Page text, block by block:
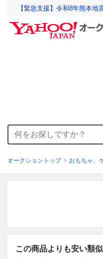
【緊急支援】令和8年熊本
オークショントップ おもちゃ、
この商品よりも安い類